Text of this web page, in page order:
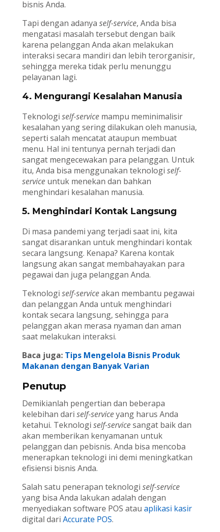
bisnis Anda.
Tapi dengan adanya self-service, Anda bisa
mengatasi masalah tersebut dengan baik
karena pelanggan Anda akan melakukan
interaksi secara mandiri dan lebih terorganisir,
sehingga mereka tidak perlu menunggu
pelayanan lagi.
4. Mengurangi Kesalahan Manusia
Teknologi self-servicemampu meminimalisir
kesalahan yang sering dilakukan oleh manusia,
seperti salah mencatat ataupun membuat
menu. Hal ini tentunya pernah terjadi dan
sangat mengecewakan para pelanggan. Untuk
itu, Anda bisa menggunakan teknologi self-
serviceuntuk menekan dan bahkan
menghindari kesalahan manusia.
5. Menghindari Kontak Langsung
Di masa pandemi yang terjadi saat ini, kita
sangat disarankan untuk menghindari kontak
secara langsung. Kenapa? Karena kontak
langsung akan sangat membahayakan para
pegawai dan juga pelanggan Anda.
Teknologi self-serviceakan membantu pegawai
dan pelanggan Anda untuk menghindari
kontak secara langsung, sehingga para
pelanggan akan merasa nyaman dan aman
saat melakukan interaksi.
Baca juga: Tips Mengelola Bisnis Produk
Makanan dengan Banyak Varian
Penutup
Demikianlah pengertian dan beberapa
kelebihan dari self-serviceyang harus Anda
ketahui. Teknologi self-servicesangat baik dan
akan memberikan kenyamanan untuk
pelanggan dan pebisnis. Anda bisa mencoba
menerapkan teknologi ini demi meningkatkan
efisiensi bisnis Anda.
Salah satu penerapan teknologi self-service
yang bisa Anda lakukan adalah dengan
menyediakan software POS atau aplikasi kasir
digital dari Accurate POS.